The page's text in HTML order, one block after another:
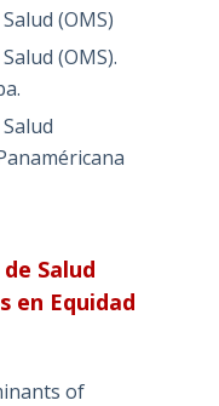
(OMS)
(OMS).
Salud
en Equidad
of